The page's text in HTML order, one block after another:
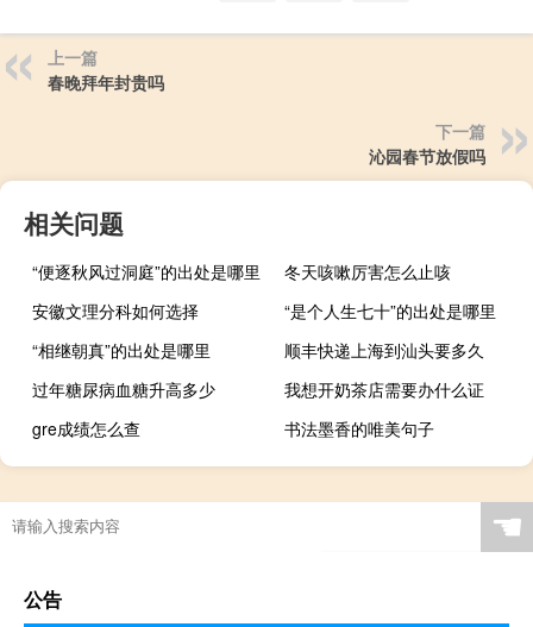
上一篇
春晚拜年封贵吗
下一篇
沁园春节放假吗
相关问题
“便逐秋风过洞庭”的出处是哪里
冬天咳嗽厉害怎么止咳
安徽文理分科如何选择
“是个人生七十”的出处是哪里
“相继朝真”的出处是哪里
顺丰快递上海到汕头要多久
过年糖尿病血糖升高多少
我想开奶茶店需要办什么证
gre成绩怎么查
书法墨香的唯美句子
☚
公告